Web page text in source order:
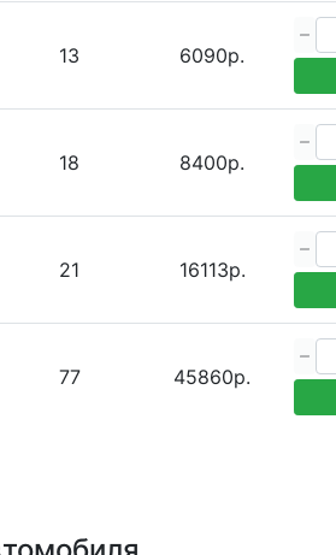
13 6090р.
18 8400р.
21 16113р.
77 45860р.